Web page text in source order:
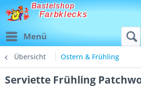
Bastelshop
Farbklecks
Menü
Übersicht Ostern & Frühling
Serviette Frühling